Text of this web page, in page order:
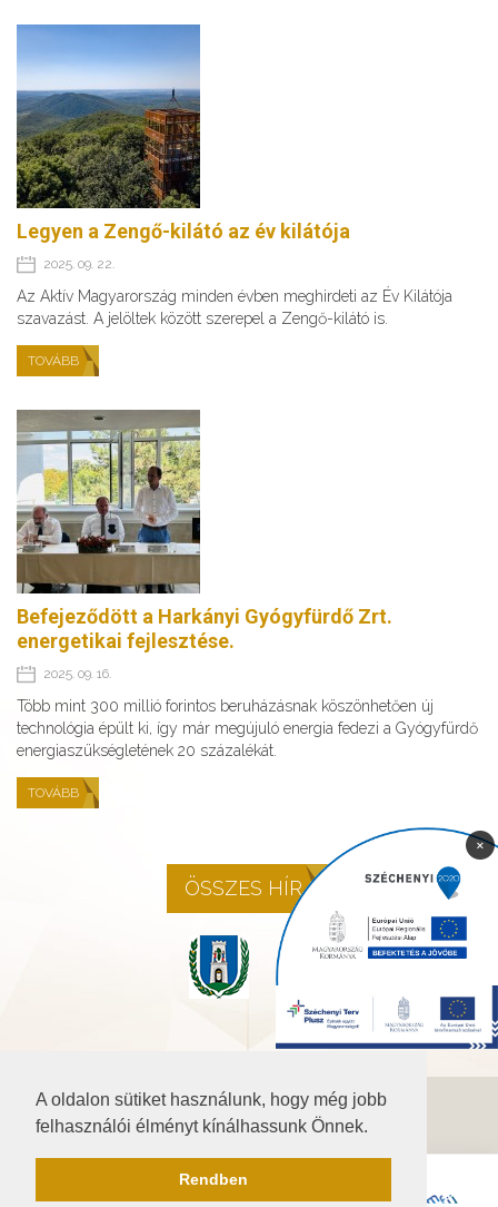
A oldalon sütiket használunk, hogy még jobb
felhasználói élményt kínálhassunk Önnek.
Rendben
Legyen a Zengő-kilátó az év kilátója
2025. 09. 22.
Az Aktív Magyarország minden évben meghirdeti az Év Kilátója
szavazást. A jelöltek között szerepel a Zengő-kilátó is.
TOVÁBB
Befejeződött a Harkányi Gyógyfürdő Zrt.
energetikai fejlesztése.
2025. 09. 16.
Több mint 300 millió forintos beruházásnak köszönhetően új
technológia épült ki, így már megújuló energia fedezi a Gyógyfürdő
energiaszükségletének 20 százalékát.
TOVÁBB
ÖSSZES HÍR
©2026 Baranya.hu
Akadálymentesítési nyilatkozat
×